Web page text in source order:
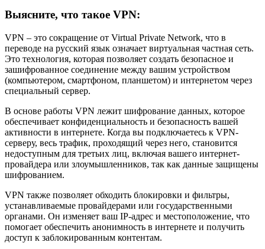
Выясните, что такое VPN:
VPN – это сокращение от Virtual Private Network, что в
переводе на русский язык означает виртуальная частная сеть.
Это технология, которая позволяет создать безопасное и
зашифрованное соединение между вашим устройством
(компьютером, смартфоном, планшетом) и интернетом через
специальный сервер.
В основе работы VPN лежит шифрование данных, которое
обеспечивает конфиденциальность и безопасность вашей
активности в интернете. Когда вы подключаетесь к VPN-
серверу, весь трафик, проходящий через него, становится
недоступным для третьих лиц, включая вашего интернет-
провайдера или злоумышленников, так как данные защищены
шифрованием.
VPN также позволяет обходить блокировки и фильтры,
устанавливаемые провайдерами или государственными
органами. Он изменяет ваш IP-адрес и местоположение, что
помогает обеспечить анонимность в интернете и получить
доступ к заблокированным контентам.